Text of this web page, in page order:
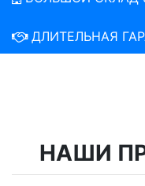
ДЛИТЕЛЬНАЯ
НАШИ